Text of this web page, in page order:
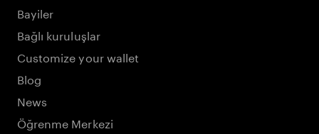
Bayiler
Bağlı kuruluşlar
Customize your wallet
Blog
News
Öğrenme Merkezi